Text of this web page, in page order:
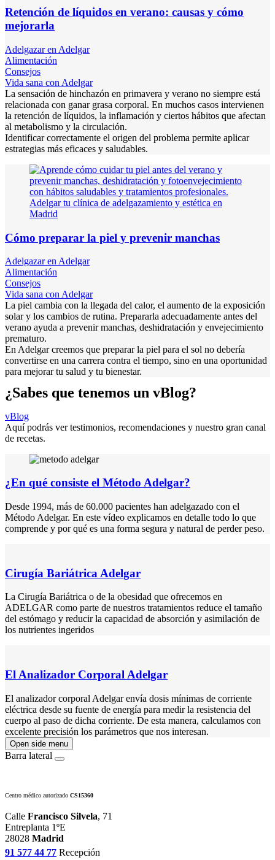
Retención de líquidos en verano: causas y cómo
mejorarla
Adelgazar en Adelgar
Alimentación
Consejos
Vida sana con Adelgar
La sensación de hinchazón en primavera y verano no siempre está
relacionada con ganar grasa corporal. En muchos casos intervienen
la retención de líquidos, la inflamación y ciertos hábitos que afectan
al metabolismo y la circulación.
Identificar correctamente el origen del problema permite aplicar
estrategias más eficaces y saludables.
Cómo preparar la piel y prevenir manchas
Adelgazar en Adelgar
Alimentación
Consejos
Vida sana con Adelgar
La piel cambia con la llegada del calor, el aumento de la exposición
solar y los cambios de rutina. Prepararla adecuadamente antes del
verano ayuda a prevenir manchas, deshidratación y envejecimiento
prematuro.
En Adelgar creemos que preparar la piel para el sol no debería
convertirse en una carrera contra el tiempo, sino en una oportunidad
para mejorar tu salud y tu bienestar.
¿Sabes que tenemos un vBlog?
vBlog
Aquí podrás ver testimonios, recomendaciones y nuestro gran canal
de recetas.
¿En qué consiste el Método Adelgar?
Desde 1994, más de 60.000 pacientes han adelgazado con el
Método Adelgar. En este vídeo explicamos en detalle todo lo que
comprende y por qué es una forma segura y natural de perder peso.
Cirugía Bariátrica Adelgar
La Cirugía Bariátrica o de la obesidad que ofrecemos en
ADELGAR como parte de nuestros tratamientos reduce el tamaño
del estómago y reducir la capacidad de absorción y asimilación de
los nutrientes ingeridos
El Analizador Corporal Adelgar
El analizador corporal Adelgar envía dosis mínimas de corriente
eléctrica desde su fuente de energía para medir la resistencia del
cuerpo al paso de dicha corriente. De esta manera, calculamos con
excelente precisión los parámetros que nos interesan.
Open side menu
Barra lateral
Centro médico autorizado CS15360
Calle Francisco Silvela, 71
Entreplanta 1ºE
28028 Madrid
91 577 44 77 Recepción